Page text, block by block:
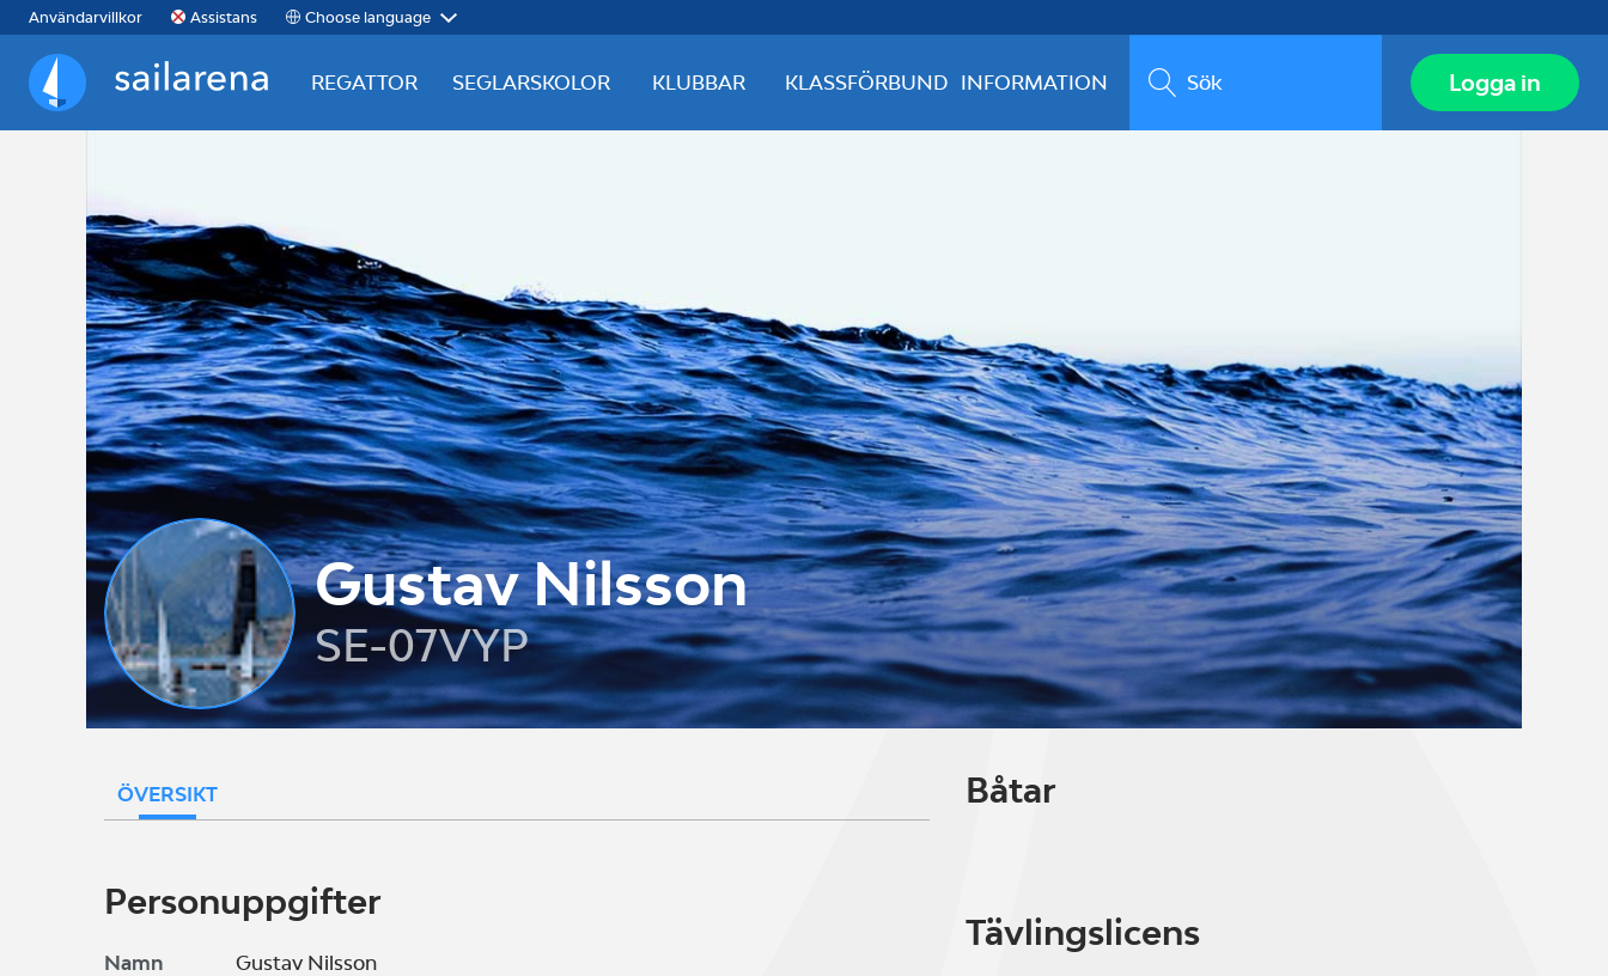
Användarvillkor Assistans Choose language
Sailarena
REGATTOR SEGLARSKOLOR KLUBBAR KLASSFÖRBUND INFORMATION Sök Logga in
Gustav Nilsson
SE-07VYP
ÖVERSIKT
Personuppgifter
Namn
Gustav Nilsson
Båtar
Tävlingslicens